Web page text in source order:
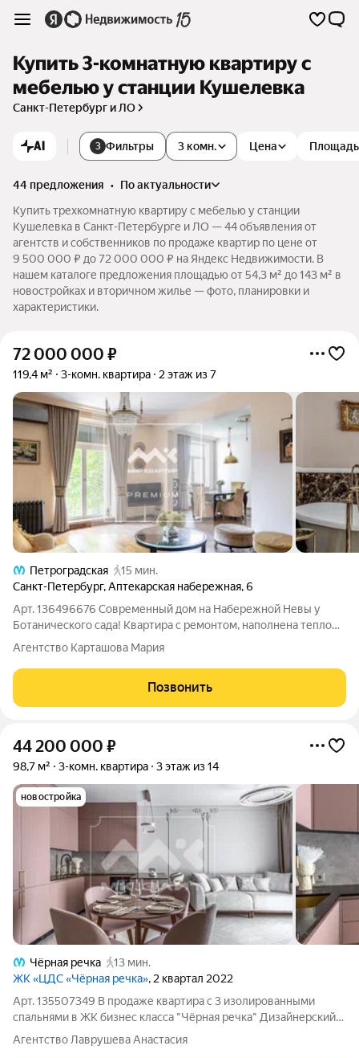
Купить 3-комнатную квартиру с
мебелью у станции Кушелевка
Санкт-Петербург и ЛО
AI 3 Фильтры 3 комн. Цена Площадь
44 предложения •
по актуальности
Купить трехкомнатную квартиру с мебелью у станции
Кушелевка в Санкт-Петербурге и ЛО — 44 объявления от
агентств и собственников по продаже квартир по цене от
9 500 000 ₽ до 72 000 000 ₽ на Яндекс Недвижимости. В
нашем каталоге предложения площадью от 54,3 м² до 143 м² в
новостройках и вторичном жилье — фото, планировки и
характеристики.
72 000 000 ₽
119,4 м² 3-комн. квартира 2 этаж из 7
Петроградская
15 мин.
Санкт-Петербург,Аптекарская набережная,6
Арт. 136496676 Современный дом на Набережной Невы у
Ботанического сада! Квартира с ремонтом, наполнена теплом
и уютом для Вашей красивой жизни, где есть место для
уединения на Петроградском острове. Дом современный
2007 года, камерный, со своей
Агентство Карташова Мария
Позвонить
44 200 000 ₽
98,7 м² 3-комн. квартира 3 этаж из 14
новостройка
Чёрная речка
13 мин.
ЖК «ЦДС «Чёрная речка», 2 квартал 2022
Арт. 135507349 В продаже квартира с 3 изолированными
спальнями в ЖК бизнес класса "Чёрная речка" Дизайнерский
ремонт без амортизации. Квартира, в которой хочется
остаться с первой минуты. Пудровая палитра, гипсовые
Агентство Лаврушева Анастасия